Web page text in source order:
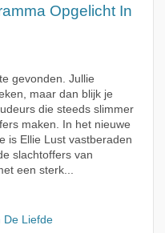
Opgelicht In
gevonden. Jullie
maar dan blijk je
die steeds slimmer
maken. In het nieuwe
is Ellie Lust vastberaden
slachtoffers van
een sterk...
De Liefde